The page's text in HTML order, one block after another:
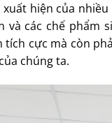
hiện của
và các chế phẩm
cực mà còn
chúng ta.